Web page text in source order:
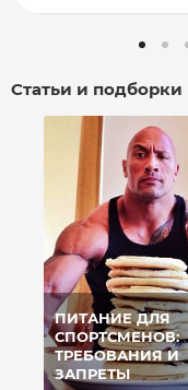
Статьи и подборки
ПИТАНИЕ ДЛЯ
СПОРТСМЕНОВ:
ТРЕБОВАНИЯ И
ЗАПРЕТЫ